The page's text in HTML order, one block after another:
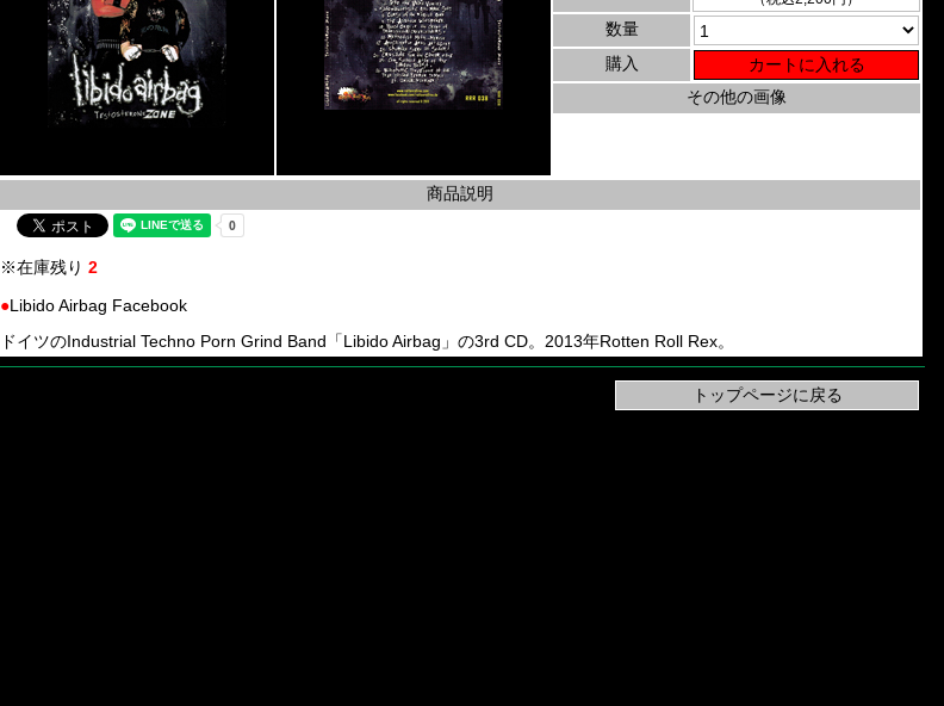
数量
購入
その他の画像
商品説明
※在庫残り 2
●Libido Airbag Facebook
ドイツのIndustrial Techno Porn Grind Band「Libido Airbag」の3rd CD。2013年Rotten Roll Rex。